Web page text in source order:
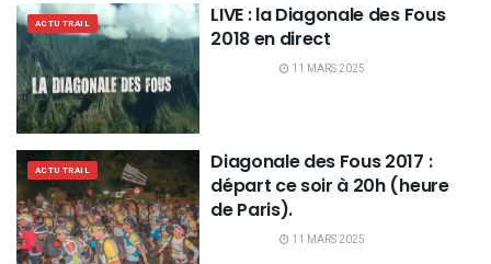
ACTU TRAIL
LIVE : la Diagonale des Fous
2018 en direct
11 MARS 2025
ACTU TRAIL
Diagonale des Fous 2017 :
départ ce soir à 20h (heure
de Paris).
11 MARS 2025